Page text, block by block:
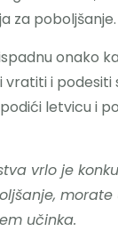
za poboljšanje.
onako
i podesiti
letvicu i
vrlo je
morate
učinka.